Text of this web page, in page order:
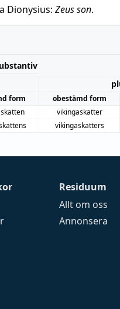
Dionysius: Zeus son.
form obestämd form
vikingaskatter
vikingaskatters
Residuum
Allt om oss
Annonsera